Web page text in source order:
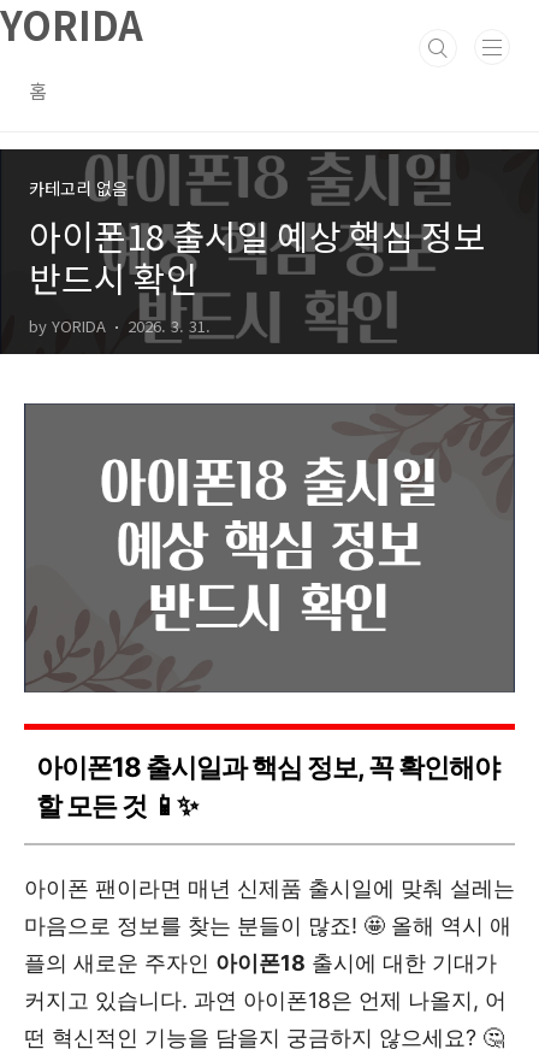
본문 바로가기
YORIDA
홈
카테고리 없음
아이폰18 출시일 예상 핵심 정보
반드시 확인
by YORIDA 2026. 3. 31.
아이폰18 출시일과 핵심 정보, 꼭 확인해야
할 모든 것 📱✨
아이폰 팬이라면 매년 신제품 출시일에 맞춰 설레는
마음으로 정보를 찾는 분들이 많죠! 🤩 올해 역시 애
플의 새로운 주자인 아이폰18 출시에 대한 기대가
커지고 있습니다. 과연 아이폰18은 언제 나올지, 어
떤 혁신적인 기능을 담을지 궁금하지 않으세요? 🤔